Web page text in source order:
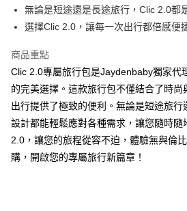
送貨方式
每筆HK$55.00，滿HK$800.00或以上免運
無論是短途還是長途旅行，Clic 2.0都
選擇Clic 2.0，讓每一次出行都倍感便
商品重點
Clic 2.0專屬旅行包是Jaydenbaby獨家代
的完美選擇。這款旅行包不僅結合了時尚
出行提供了極致的便利。無論是短途旅
設計都能輕鬆應對各種需求，讓您隨時隨
2.0，讓您的旅程從容不迫，體驗無與倫
購，開啟您的專屬旅行新篇章！